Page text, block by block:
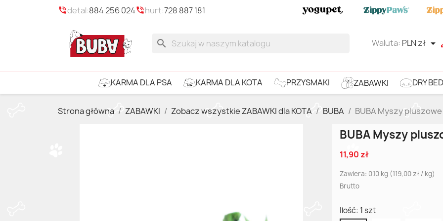
phone_in_talkdetal:884 256 024phone_in_talkhurt:728 887 181
search Waluta: PLN zł 
KARMA DLA PSA KARMA DLA KOTA PRZYSMAKI ZABAWKI DRY
Strona główna ZABAWKI Zobacz wszystkie ZABAWKI dla KOTA BUBA BUBA Myszy
BUBA Myszy
11,90 zł
Zawiera: 0.10 kg (119,00 zł / kg)
Brutto
Ilość: 1 szt